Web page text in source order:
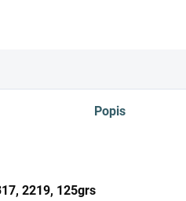
Popis
2219, 125grs